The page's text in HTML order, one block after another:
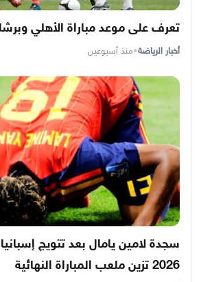
تعرف على موعد مباراة الأهلي
أخبار الرياضة•منذ أسبوعين
سجدة لامين يامال بعد تتويج
2026 تزين ملعب المباراة النهائية